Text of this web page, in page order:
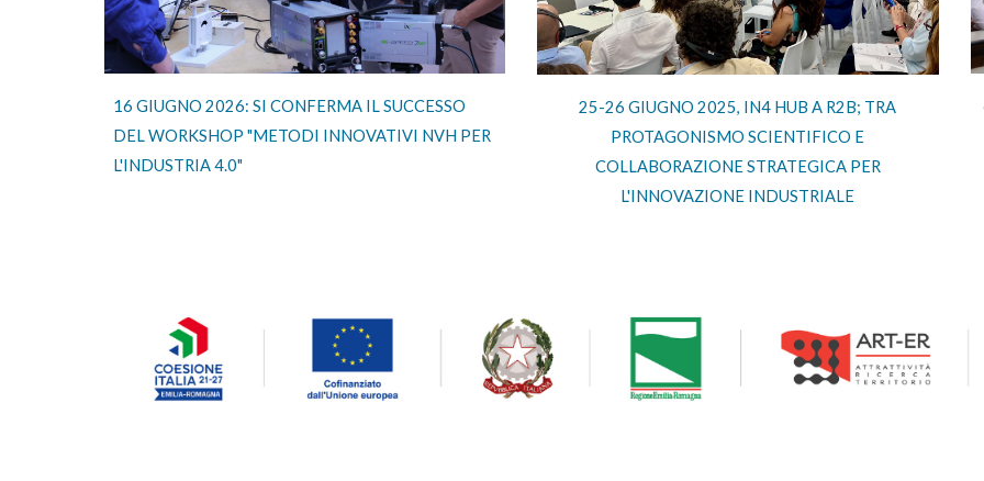
16 GIUGNO 2026: SI CONFERMA IL SUCCESSO
DEL WORKSHOP "METODI INNOVATIVI NVH PER
L'INDUSTRIA 4.0"
25-26 GIUGNO 2025, IN4 HUB A R2B; TRA
PROTAGONISMO SCIENTIFICO E
COLLABORAZIONE STRATEGICA PER
L'INNOVAZIONE INDUSTRIALE